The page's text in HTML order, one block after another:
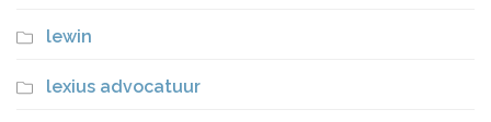
lewin
lexius advocatuur